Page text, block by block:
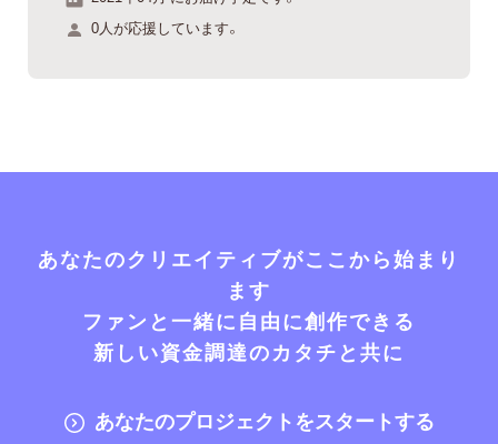
0人が応援しています。
あなたのクリエイティブがここから始まり
ます
ファンと一緒に自由に創作できる
新しい資金調達のカタチと共に
あなたのプロジェクトをスタートする